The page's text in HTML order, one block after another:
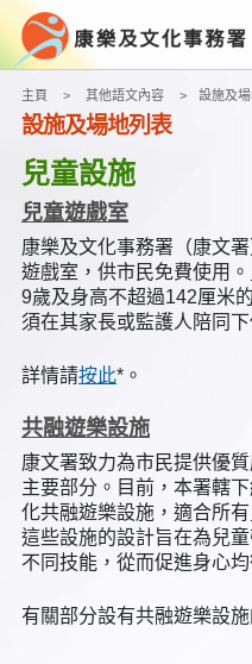
主頁 其他語文內容 設施及
設施及場地列表
兒童設施
兒童遊戲室
康樂及文化事務署（康文
遊戲室，供市民免費使用
9歲及身高不超過142厘米
須在其家長或監護人陪同下
詳情請按此*。
共融遊樂設施
康文署致力為市民提供優
主要部分。目前，本署轄
化共融遊樂設施，適合所
這些設施的設計旨在為兒
不同技能，從而促進身心均
有關部分設有共融遊樂設